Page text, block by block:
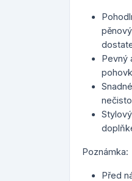
Pevný
Poznámka:
Před